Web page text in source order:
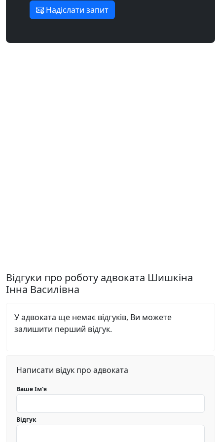
Надіслати запит
Відгуки про роботу адвоката Шишкіна
Інна Василівна
У адвоката ще немає відгуків, Ви можете
залишити перший відгук.
Написати відук про адвоката
Ваше Ім'я
Відгук